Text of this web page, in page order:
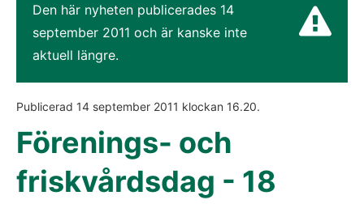
Den här nyheten publicerades 14
september 2011 och är kanske inte
aktuell längre.
Publicerad 14 september 2011 klockan 16.20.
Förenings- och
friskvårdsdag - 18